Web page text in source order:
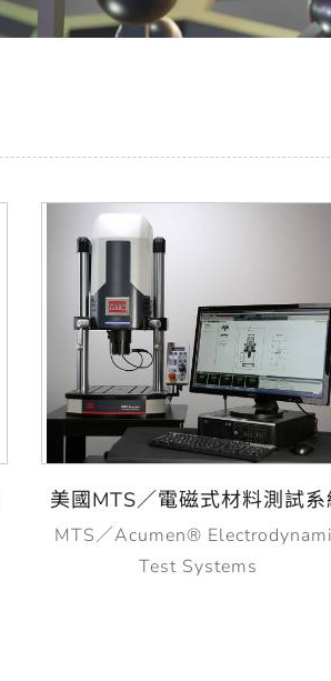
美國MTS／電磁式材料測試系
MTS／Acumen®
Test Systems